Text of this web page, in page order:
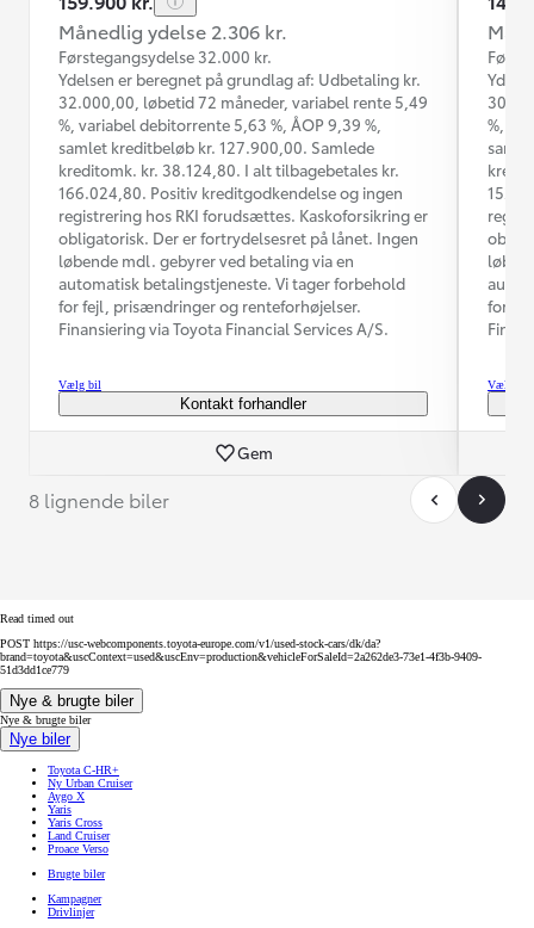
Månedlig ydelse 2.306 kr.
Førstegangsydelse 32.000 kr.
Ydelsen er beregnet på grundlag af: Udbetaling kr.
32.000,00, løbetid 72 måneder, variabel rente 5,49
%, variabel debitorrente 5,63 %, ÅOP 9,39 %,
samlet kreditbeløb kr. 127.900,00. Samlede
kreditomk. kr. 38.124,80. I alt tilbagebetales kr.
166.024,80. Positiv kreditgodkendelse og ingen
registrering hos RKI forudsættes. Kaskoforsikring er
obligatorisk. Der er fortrydelsesret på lånet. Ingen
løbende mdl. gebyrer ved betaling via en
automatisk betalingstjeneste. Vi tager forbehold
for fejl, prisændringer og renteforhøjelser.
Finansiering via Toyota Financial Services A/S.
Vælg bil
Kontakt forhandler
Gem
%,
for
Vælg bil
8 lignende biler
Read timed out
POST https://usc-webcomponents.toyota-europe.com/v1/used-stock-cars/dk/da?
brand=toyota&uscContext=used&uscEnv=production&vehicleForSaleId=2a262de3-73e1-4f3b-9409-
51d3dd1ce779
Nye & brugte biler
Nye & brugte biler
Nye biler
Toyota C-HR+
Ny Urban Cruiser
Aygo X
Yaris
Yaris Cross
Land Cruiser
Proace Verso
Brugte biler
Kampagner
Drivlinjer